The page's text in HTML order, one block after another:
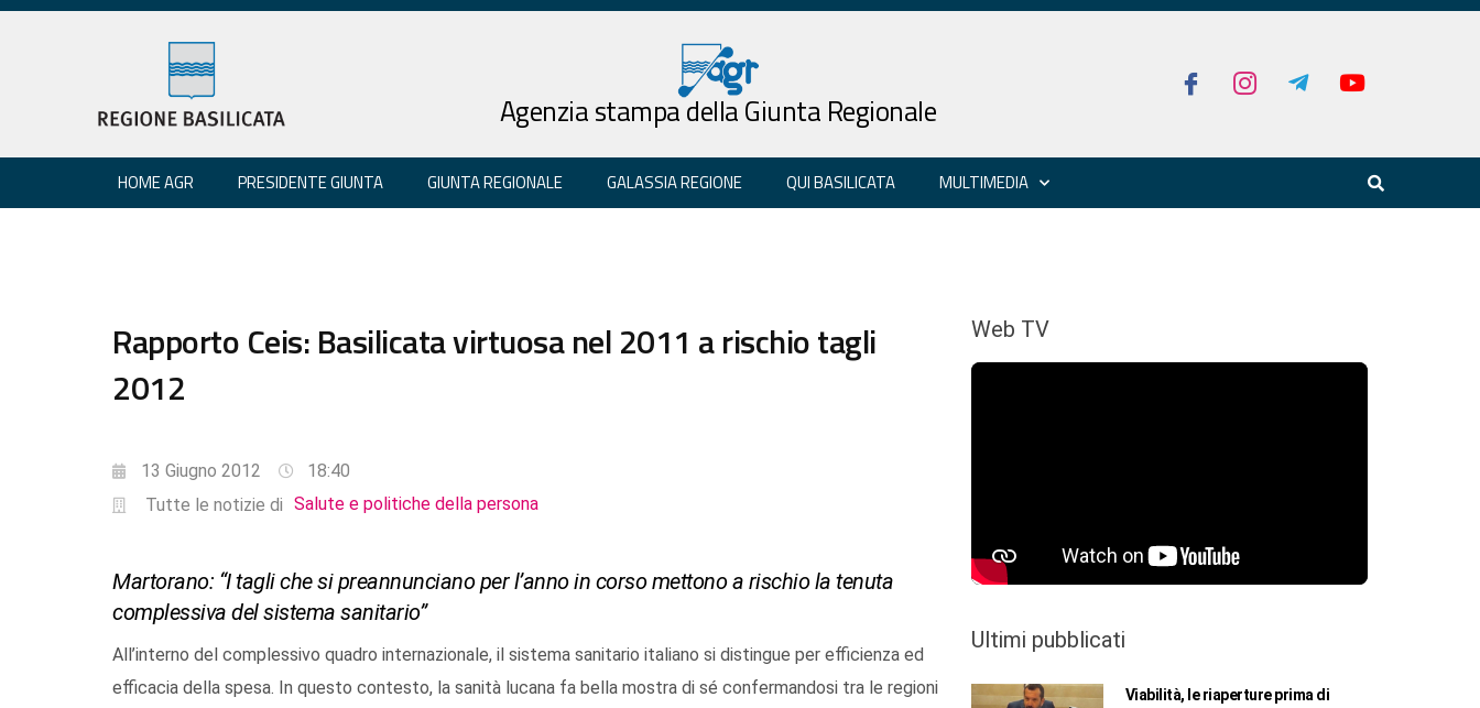
Agenzia stampa della Giunta Regionale
HOME AGR PRESIDENTE GIUNTA GIUNTA REGIONALE GALASSIA REGIONE QUI BASILICATA MULTIMEDIA
Rapporto Ceis: Basilicata virtuosa nel 2011 a rischio tagli
2012
13 Giugno 2012
18:40
Tutte le notizie di Salute e politiche della persona
Martorano: “I tagli che si preannunciano per l’anno in corso mettono a rischio la tenuta
complessiva del sistema sanitario”
All’interno del complessivo quadro internazionale, il sistema sanitario italiano si distingue per efficienza ed
efficacia della spesa. In questo contesto, la sanità lucana fa bella mostra di sé confermandosi tra le regioni
Web TV
Ultimi pubblicati
Viabilità, le riaperture prima di